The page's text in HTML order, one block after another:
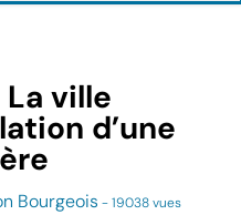
La ville
d’une
Bourgeois - 19038 vues